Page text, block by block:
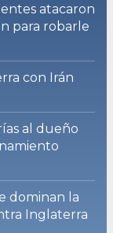
atacaron
para robarle
con Irán
al dueño
dominan la
Inglaterra